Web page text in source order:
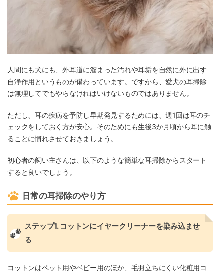
人間にも犬にも、外耳道に溜まった汚れや耳垢を自然に外に出す
自浄作用というものが備わっています。ですから、愛犬の耳掃除
は無理してでもやらなければいけないものではありません。
ただし、耳の疾病を予防し早期発見するためには、週1回は耳のチ
ェックをしておく方が安心。そのためにも生後3か月頃から耳に触
ることに慣れさせておきましょう。
初心者の飼い主さんは、以下のような簡単な耳掃除からスタート
すると良いでしょう。
日常の耳掃除のやり方
ステップ1. コットンにイヤークリーナーを染み込ませ
る
コットンはペット用やベビー用のほか、毛羽立ちにくい化粧用コ